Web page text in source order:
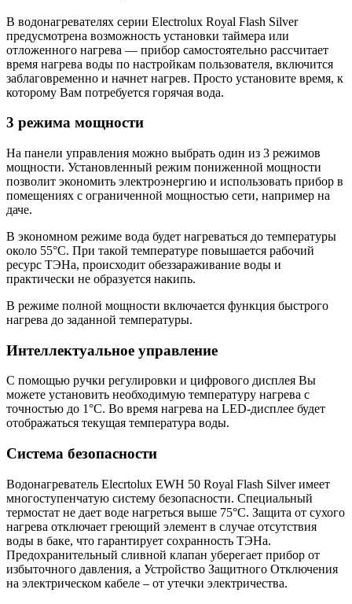
В водонагревателях серии Electrolux Royal Flash Silver
предусмотрена возможность установки таймера или
отложенного нагрева — прибор самостоятельно рассчитает
время нагрева воды по настройкам пользователя, включится
заблаговременно и начнет нагрев. Просто установите время, к
которому Вам потребуется горячая вода.
3 режима мощности
На панели управления можно выбрать один из 3 режимов
мощности. Установленный режим пониженной мощности
позволит экономить электроэнергию и использовать прибор в
помещениях с ограниченной мощностью сети, например на
даче.
В экономном режиме вода будет нагреваться до температуры
около 55°С. При такой температуре повышается рабочий
ресурс ТЭНа, происходит обеззараживание воды и
практически не образуется накипь.
В режиме полной мощности включается функция быстрого
нагрева до заданной температуры.
Интеллектуальное управление
С помощью ручки регулировки и цифрового дисплея Вы
можете установить необходимую температуру нагрева с
точностью до 1°C. Во время нагрева на LED-дисплее будет
отображаться текущая температура воды.
Система безопасности
Водонагреватель Elecrtolux EWH 50 Royal Flash Silver имеет
многоступенчатую систему безопасности. Специальный
термостат не дает воде нагреться выше 75°C. Защита от сухого
нагрева отключает греющий элемент в случае отсутствия
воды в баке, что гарантирует сохранность ТЭНа.
Предохранительный сливной клапан уберегает прибор от
избыточного давления, а Устройство Защитного Отключения
на электрическом кабеле – от утечки электричества.